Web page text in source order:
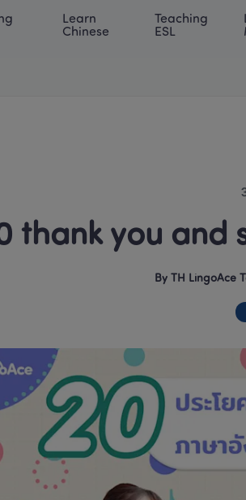
Center ACE Academy About LingoAce
Learn
Chinese
Teaching
ESL
thank you and
By TH LingoAce